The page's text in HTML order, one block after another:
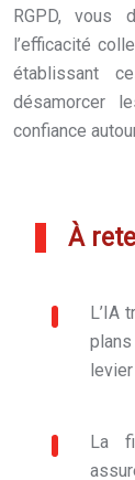
RGPD, vous
l’efficacité
établissant
désamorcer
confiance
À
L’IA
La